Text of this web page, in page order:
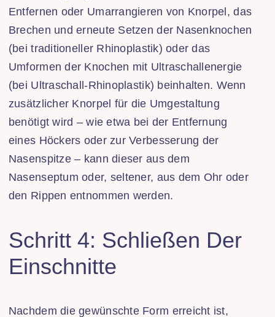
Entfernen oder Umarrangieren von Knorpel, das
Brechen und erneute Setzen der Nasenknochen
(bei traditioneller Rhinoplastik) oder das
Umformen der Knochen mit Ultraschallenergie
(bei Ultraschall-Rhinoplastik) beinhalten. Wenn
zusätzlicher Knorpel für die Umgestaltung
benötigt wird – wie etwa bei der Entfernung
eines Höckers oder zur Verbesserung der
Nasenspitze – kann dieser aus dem
Nasenseptum oder, seltener, aus dem Ohr oder
den Rippen entnommen werden.
Schritt 4: Schließen Der
Einschnitte
Nachdem die gewünschte Form erreicht ist,